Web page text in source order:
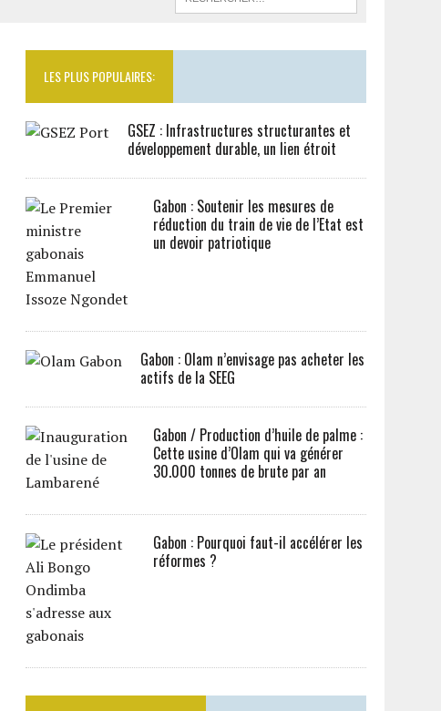
LES PLUS POPULAIRES:
GSEZ : Infrastructures structurantes et
développement durable, un lien étroit
Gabon : Soutenir les mesures de
réduction du train de vie de l’Etat est
un devoir patriotique
Gabon : Olam n’envisage pas acheter les
actifs de la SEEG
Gabon / Production d’huile de palme :
Cette usine d’Olam qui va générer
30.000 tonnes de brute par an
Gabon : Pourquoi faut-il accélérer les
réformes ?